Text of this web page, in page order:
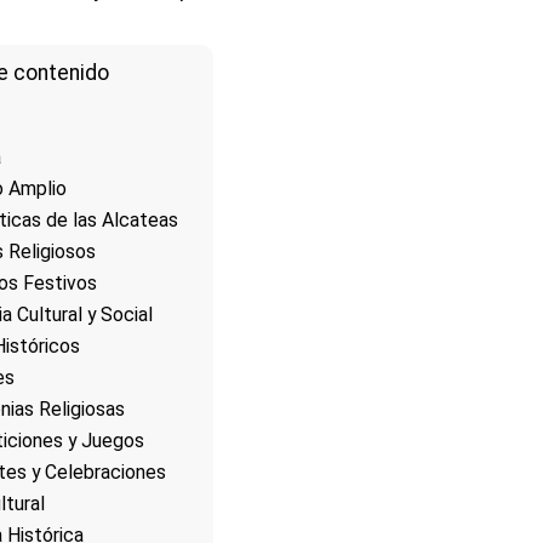
contenido
Amplio
de las Alcateas
Religiosos
Festivos
Cultural y Social
Religiosas
y Juegos
y Celebraciones
Histórica